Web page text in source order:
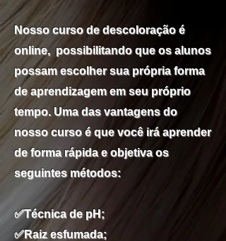
Nosso curso de descoloração é
online, possibilitando que os alunos
possam escolher sua própria forma
de aprendizagem em seu próprio
tempo. Uma das vantagens do
nosso curso é que você irá aprender
de forma rápida e objetiva os
seguintes métodos:
✅Técnica de pH;
✅Raiz esfumada;